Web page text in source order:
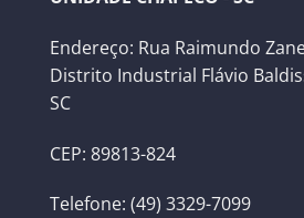
Endereço: Rua Raimundo
Distrito Industrial Flávio
SC
CEP: 89813-824
Telefone: (49) 3329-7099